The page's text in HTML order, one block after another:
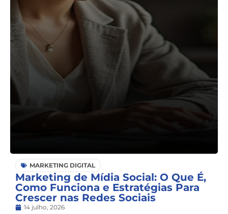
MARKETING DIGITAL
Marketing de Mídia Social: O Que É,
Como Funciona e Estratégias Para
Crescer nas Redes Sociais
14 julho, 2026